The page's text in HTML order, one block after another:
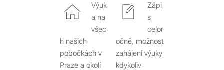
Výuk
a na
všec
h našich
pobočkách v
Praze a okolí
Zápi
s
celor
očně, možnost
zahájení výuky
kdykoliv